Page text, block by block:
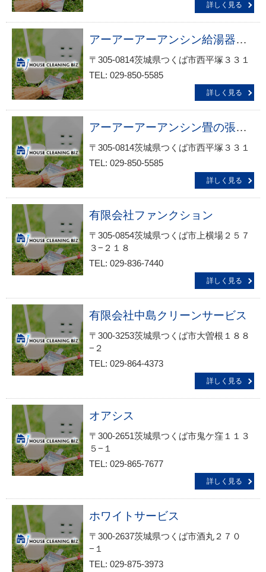
詳しく見る
アーアーアーアンシン給湯器・お風呂の修理リフォームサービス生活救急車ＪＢＲ出張エリア つくば市・研究学園駅前・平塚受付
〒305-0814茨城県つくば市西平塚３３１
TEL: 029-850-5585
詳しく見る
アーアーアーアンシン畳の張替・リフォームサービス生活救急車ＪＢＲ 出張エリア・つくば市・研究学園駅前・平塚受付
〒305-0814茨城県つくば市西平塚３３１
TEL: 029-850-5585
詳しく見る
有限会社ファンクション
〒305-0854茨城県つくば市上横場２５７
３−２１８
TEL: 029-836-7440
詳しく見る
有限会社中島クリーンサービス
〒300-3253茨城県つくば市大曽根１８８
−２
TEL: 029-864-4373
詳しく見る
オアシス
〒300-2651茨城県つくば市鬼ケ窪１１３
５−１
TEL: 029-865-7677
詳しく見る
ホワイトサービス
〒300-2637茨城県つくば市酒丸２７０
−１
TEL: 029-875-3973